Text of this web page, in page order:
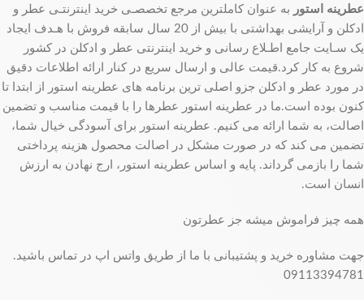
عطرینه استور به عنوان کاملترین مرجع تخصصـی خرید اینترنتـی عطر و
ادکلن و آرایشی بهداشتی با بیش از 20 سال سابقه فروش با هـدف ایجاد
یک سـایت جامع اطـلاع رسانی و خرید اینترنتی عطر و ادکلن در کشور
شروع به کار کرد.قیمت عالی و ارسال سریع در کنار ارائه اطلاعات دقیق
در مورد عطر و ادکلن جزو اصلی ترین برنامه های عطرینه استور از ابتدا تا
کنون بوده است.ما در عطرینه استور عطرها را با قیمت مناسب و تضمین
اصالت، به شما ارائه می کنیم. عطرینه استور برای آسودگی خیال شما،
تضمین می کند که در صورت مشکل در اصالت محصول هزینه پرداختی
شما را بازمی گرداند. پایه و اساس عطرینه استور، ارج نهادن به ارزش
انسان است.
همه چیز فراموش میشه جز عطرتون
جهت مشاوره خرید و پشتیبانی با ما از طریق واتس اپ در تماس باشید.
09113394781